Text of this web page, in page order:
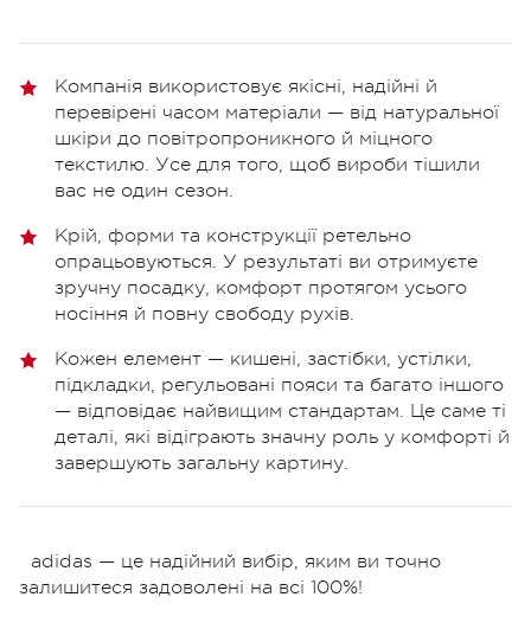
Компанія використовує якісні, надійні й
перевірені часом матеріали — від натуральної
шкіри до повітропроникного й міцного
текстилю. Усе для того, щоб вироби тішили
вас не один сезон.
Крій, форми та конструкції ретельно
опрацьовуються. У результаті ви отримуєте
зручну посадку, комфорт протягом усього
носіння й повну свободу рухів.
Кожен елемент — кишені, застібки, устілки,
підкладки, регульовані пояси та багато іншого
— відповідає найвищим стандартам. Це саме ті
деталі, які відіграють значну роль у комфорті й
завершують загальну картину.
adidas — це надійний вибір, яким ви точно
залишитеся задоволені на всі 100%!